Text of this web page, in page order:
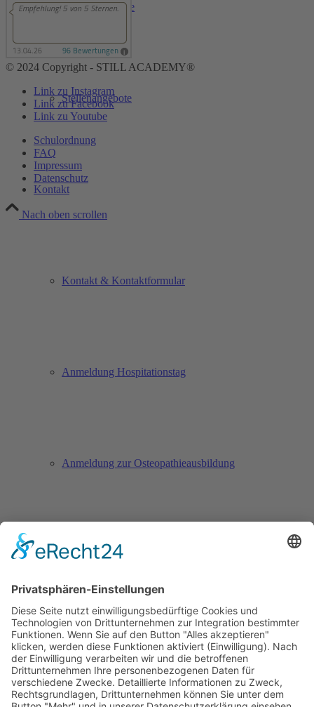
Therapeutenliste
Stellenangebote
Kontakt
Kontakt & Kontaktformular
Anmeldung Hospitationstag
Anmeldung zur Osteopathieausbildung
Anmeldung zur Säuglingssprechstunde
Downloads
© 2024 Copyright - STILL ACADEMY®
Link zu Instagram
Link zu Facebook
Link zu Youtube
Schulordnung
FAQ
Impressum
Datenschutz
Nach oben scrollen